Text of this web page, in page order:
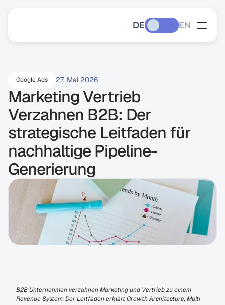
DE EN
Google Ads 27. Mai 2026
Marketing Vertrieb
Verzahnen B2B: Der
strategische Leitfaden für
nachhaltige Pipeline-
Generierung
B2B Unternehmen verzahnen Marketing und Vertrieb zu einem
Revenue System. Der Leitfaden erklärt Growth Architecture, Multi